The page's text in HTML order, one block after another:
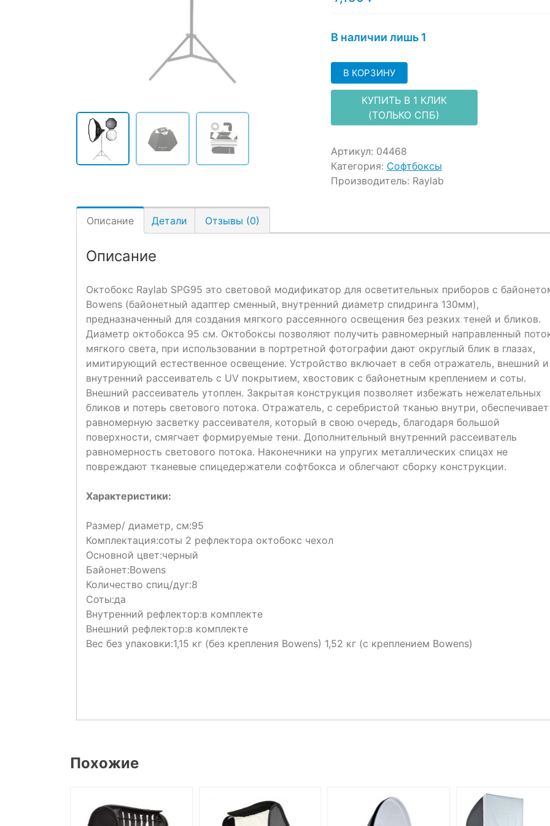
В наличии лишь 1
В КОРЗИНУ
КУПИТЬ В 1 КЛИК
(ТОЛЬКО СПБ)
Артикул: 04468
Категория: Софтбоксы
Производитель: Raylab
Описание Детали Отзывы (0)
Описание
Октобокс Raylab SPG95 это световой модификатор для осветительных приборов с
Bowens (байонетный адаптер сменный, внутренний диаметр спидринга 130мм),
предназначенный для создания мягкого рассеянного освещения без резких теней и бликов.
Диаметр октобокса 95 см. Октобоксы позволяют получить равномерный направленный
мягкого света, при использовании в портретной фотографии дают округлый блик в глазах,
имитирующий естественное освещение. Устройство включает в себя отражатель, внешний и
внутренний рассеиватель с UV покрытием, хвостовик с байонетным креплением и соты.
Внешний рассеиватель утоплен. Закрытая конструкция позволяет избежать нежелательных
бликов и потерь светового потока. Отражатель, с серебристой тканью внутри, обеспечивает
равномерную засветку рассеивателя, который в свою очередь, благодаря большой
поверхности, смягчает формируемые тени. Дополнительный внутренний рассеиватель
равномерность светового потока. Наконечники на упругих металлических спицах не
повреждают тканевые спицедержатели софтбокса и облегчают сборку конструкции.
Характеристики:
Размер/ диаметр, см:95
Комплектация:соты 2 рефлектора октобокс чехол
Основной цвет:черный
Байонет:Bowens
Количество спиц/дуг:8
Соты:да
Внутренний рефлектор:в комплекте
Внешний рефлектор:в комплекте
Вес без упаковки:1,15 кг (без крепления Bowens) 1,52 кг (с креплением Bowens)
Похожие